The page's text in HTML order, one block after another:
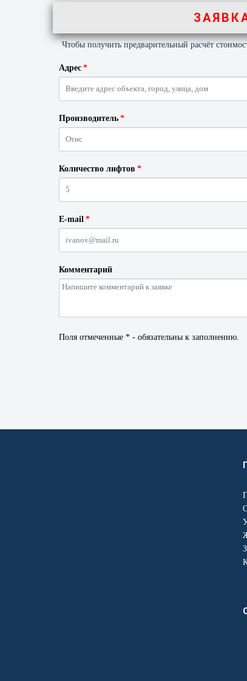
Чтобы получить предварительный расчёт
Адрес *
Производитель *
Количество лифтов *
E-mail *
Комментарий
Поля отмеченные * - обязательны к заполнению.